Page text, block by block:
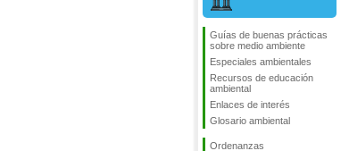
Guías de buenas prácticas
sobre medio ambiente
Especiales ambientales
Recursos de educación
ambiental
Enlaces de interés
Glosario ambiental
Ordenanzas